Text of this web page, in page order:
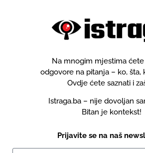
Na mnogim mjestima
odgovore na pitanja – ko, šta,
Ovdje ćete saznati i
Istraga.ba – nije dovoljan
Bitan je kontekst!
Prijavite se na naš